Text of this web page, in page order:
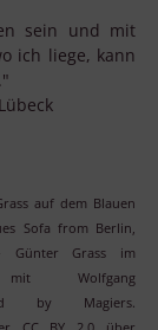
sein und mit
ich liege, kann
auf dem Blauen
Sofa from Berlin,
Günter Grass im
mit Wolfgang
by Magiers.